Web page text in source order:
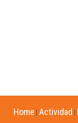
Home Actividad